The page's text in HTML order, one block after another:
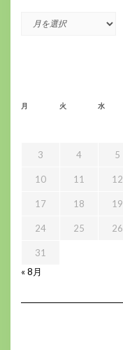
月 火 水
3 4 5
10 11 12
17 18 19
24 25 26
31
« 8月